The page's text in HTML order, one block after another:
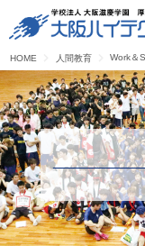
HOME 人間教育 Work＆